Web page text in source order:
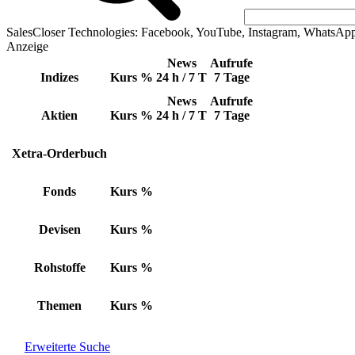
SalesCloser Technologies: Facebook, YouTube, Instagram,
Anzeige
Indizes Kurs %
News
24 h / 7 T
Aufrufe
7 Tage
Aktien Kurs %
News
24 h / 7 T
Aufrufe
7 Tage
Xetra-Orderbuch
Fonds Kurs %
Devisen Kurs %
Rohstoffe Kurs %
Themen Kurs %
Erweiterte Suche